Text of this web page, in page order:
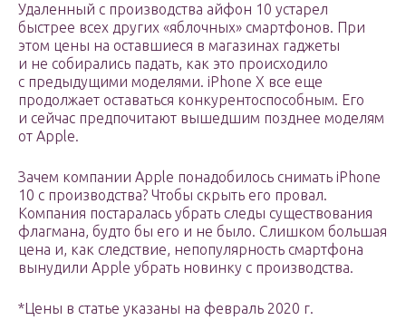
Удаленный с производства айфон 10 устарел
быстрее всех других «яблочных» смартфонов. При
этом цены на оставшиеся в магазинах гаджеты
и не собирались падать, как это происходило
с предыдущими моделями. iPhone X все еще
продолжает оставаться конкурентоспособным. Его
и сейчас предпочитают вышедшим позднее моделям
от Apple.
Зачем компании Apple понадобилось снимать iPhone
10 c производства? Чтобы скрыть его провал.
Компания постаралась убрать следы существования
флагмана, будто бы его и не было. Слишком большая
цена и, как следствие, непопулярность смартфона
вынудили Apple убрать новинку с производства.
*Цены в статье указаны на февраль 2020 г.